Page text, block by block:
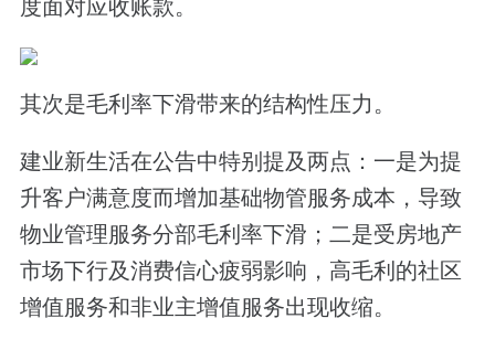
度面对应收账款。
其次是毛利率下滑带来的结构性压力。
建业新生活在公告中特别提及两点：一是为提
升客户满意度而增加基础物管服务成本，导致
物业管理服务分部毛利率下滑；二是受房地产
市场下行及消费信心疲弱影响，高毛利的社区
增值服务和非业主增值服务出现收缩。